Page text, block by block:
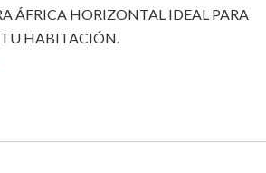
ÁFRICA HORIZONTAL IDEAL PARA
HABITACIÓN.